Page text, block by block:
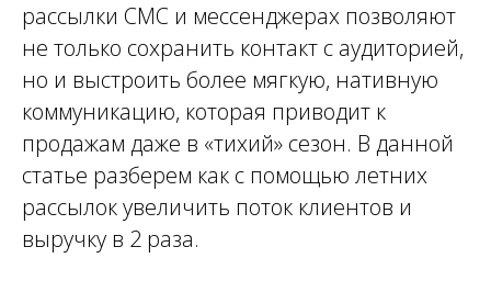
рассылки СМС и мессенджерах позволяют
не только сохранить контакт с аудиторией,
но и выстроить более мягкую, нативную
коммуникацию, которая приводит к
продажам даже в «тихий» сезон. В данной
статье разберем как с помощью летних
рассылок увеличить поток клиентов и
выручку в 2 раза.